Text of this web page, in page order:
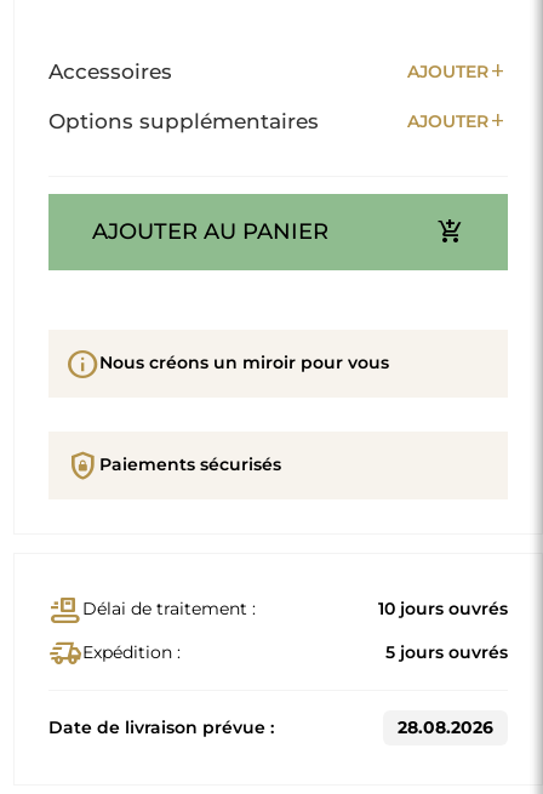
Accessoires AJOUTERadd
Options supplémentaires AJOUTERadd
AJOUTER AU PANIER add_shopping_cart
infoNous créons un miroir pour vous
shield_lock Paiements sécurisés
conveyor_beltDélai de traitement : 10 jours ouvrés
delivery_truck_speedExpédition : 5 jours ouvrés
Date de livraison prévue : 28.08.2026